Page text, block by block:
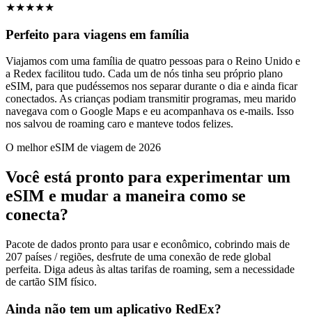
★★★★★
Perfeito para viagens em família
Viajamos com uma família de quatro pessoas para o Reino Unido e
a Redex facilitou tudo. Cada um de nós tinha seu próprio plano
eSIM, para que pudéssemos nos separar durante o dia e ainda ficar
conectados. As crianças podiam transmitir programas, meu marido
navegava com o Google Maps e eu acompanhava os e-mails. Isso
nos salvou de roaming caro e manteve todos felizes.
O melhor eSIM de viagem de 2026
Você está pronto para experimentar um
eSIM e mudar a maneira como se
conecta?
Pacote de dados pronto para usar e econômico, cobrindo mais de
207 países / regiões, desfrute de uma conexão de rede global
perfeita. Diga adeus às altas tarifas de roaming, sem a necessidade
de cartão SIM físico.
Ainda não tem um aplicativo RedEx?